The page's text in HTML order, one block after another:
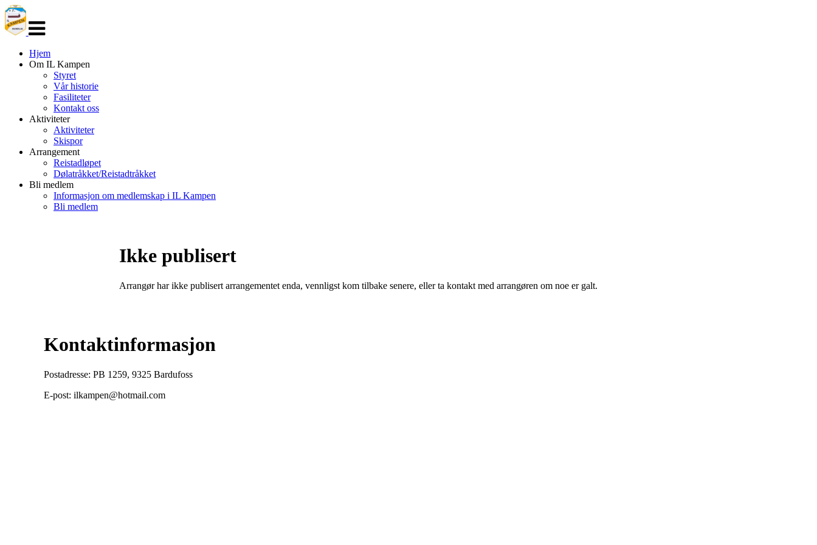
navigasjon
Hjem
Om IL Kampen
Styret
Vår historie
Fasiliteter
Kontakt oss
Aktiviteter
Aktiviteter
Skispor
Arrangement
Reistadløpet
Dølatråkket/Reistadtråkket
Bli medlem
Informasjon om medlemskap i IL Kampen
Bli medlem
Ikke publisert
Arrangør har ikke publisert arrangementet enda, vennligst kom tilbake senere, eller ta kontakt med arrangøren om noe er galt.
Kontaktinformasjon
Postadresse: PB 1259, 9325 Bardufoss
E-post: ilkampen@hotmail.com